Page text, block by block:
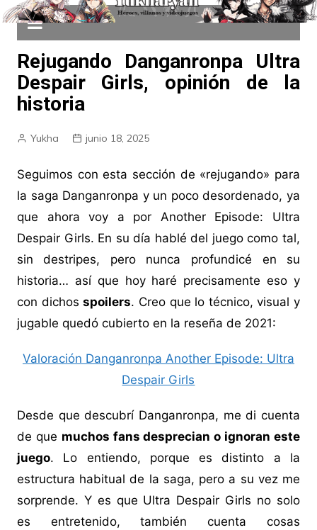
Rejugando Danganronpa Ultra
Despair Girls, opinión de la
historia
Yukha junio 18, 2025
Seguimos con esta sección de «rejugando» para
la saga Danganronpa y un poco desordenado, ya
que ahora voy a por Another Episode: Ultra
Despair Girls. En su día hablé del juego como tal,
sin destripes, pero nunca profundicé en su
historia… así que hoy haré precisamente eso y
con dichosspoilers. Creo que lo técnico, visual y
jugable quedó cubierto en la reseña de 2021:
Valoración Danganronpa Another Episode: Ultra
Despair Girls
Desde que descubrí Danganronpa, me di cuenta
de que muchos fans desprecian o ignoran este
juego. Lo entiendo, porque es distinto a la
estructura habitual de la saga, pero a su vez me
sorprende. Y es que Ultra Despair Girls no solo
es entretenido, también cuenta cosas